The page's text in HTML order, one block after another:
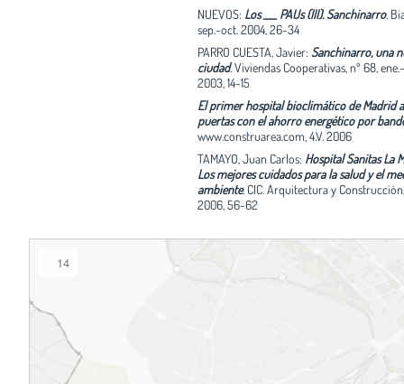
NUEVOS: Los ___ PAUs (III). Sanchinarro.
sep.-oct. 2004, 26-34
PARRO CUESTA, Javier: Sanchinarro, una
ciudad.Viviendas Cooperativas, nº 68,
2003, 14-15
El primer hospital bioclimático de Madrid
puertas con el ahorro energético por
www.construarea.com, 4.V. 2006
TAMAYO, Juan Carlos: Hospital Sanitas La
Los mejores cuidados para la salud y el
ambiente. CIC. Arquitectura y
2006, 56-62
14